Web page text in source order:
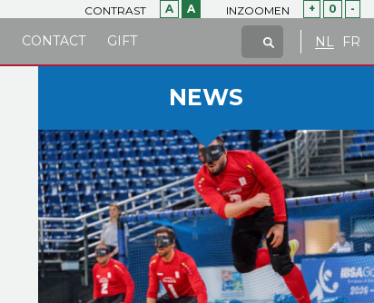
CONTRAST A A INZOOMEN + 0 -
NL FR
CONTACT GIFT
NEWS